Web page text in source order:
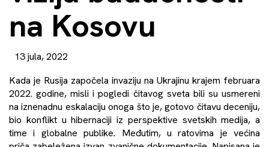
na Kosovu
13 jula, 2022
Kada je Rusija započela invaziju na Ukrajinu krajem februara
2022. godine, misli i pogledi čitavog sveta bili su usmereni
na iznenadnu eskalaciju onoga što je, gotovo čitavu deceniju,
bio konflikt u hibernaciji iz perspektive svetskih medija, a
time i globalne publike. Međutim, u ratovima je većina